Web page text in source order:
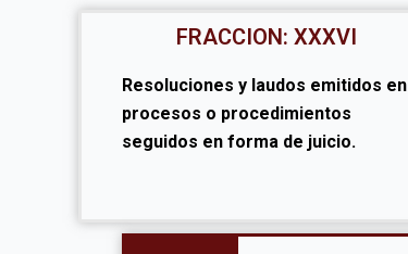
FRACCION: XXXVI
Resoluciones y laudos emitidos en
procesos o procedimientos
seguidos en forma de juicio.